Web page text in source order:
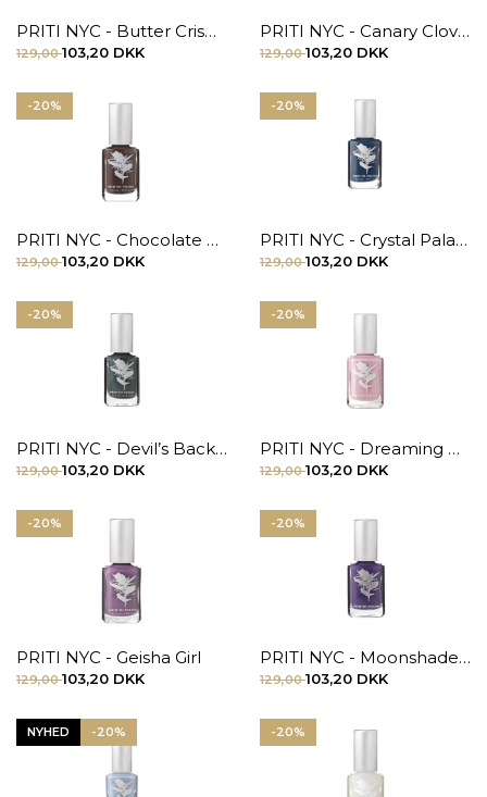
PRITI NYC - Butter Crisp Orchid
129,00103,20 DKK
PRITI NYC - Canary Clover
129,00103,20 DKK
-20%
PRITI NYC - Chocolate Daisy
129,00103,20 DKK
-20%
PRITI NYC - Crystal Palace
129,00103,20 DKK
-20%
PRITI NYC - Devil’s Backbone
129,00103,20 DKK
-20%
PRITI NYC - Dreaming Maid Tulip
129,00103,20 DKK
-20%
PRITI NYC - Geisha Girl
129,00103,20 DKK
-20%
PRITI NYC - Moonshade Carnation
129,00103,20 DKK
NYHED -20% -20%